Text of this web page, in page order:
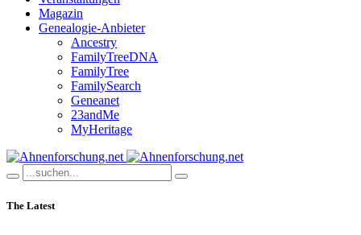
Magazin
Genealogie-Anbieter
Ancestry
FamilyTreeDNA
FamilyTree
FamilySearch
Geneanet
23andMe
MyHeritage
The Latest